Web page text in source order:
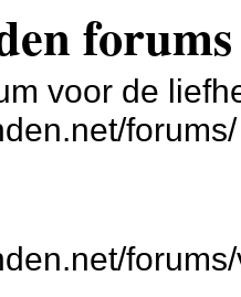
forums
voor de
forums/